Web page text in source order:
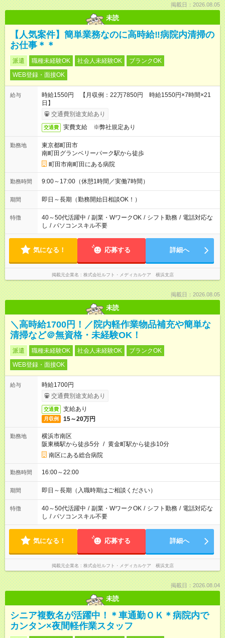
掲載日：2026.08.05
未読
【人気案件】簡単業務なのに高時給‼病院内清掃の
お仕事＊＊
派遣 職種未経験OK 社会人未経験OK
ブランクOK
WEB登録・面接OK
給与
時給1550円 【月収例：22万7850円 時給1550円×7時間×21
日】
交通費別途支給あり
交通費 実費支給 ※弊社規定あり
勤務地
東京都町田市
南町田グランベリーパーク駅から徒歩
町田市南町田にある病院
勤務時間 9:00～17:00（休憩1時間／実働7時間）
期間 即日～長期（勤務開始日相談OK！）
特徴 40～50代活躍中 / 副業・WワークOK / シフト勤務 / 電話対応な
し / パソコンスキル不要
気になる！ 応募する 詳細へ
掲載元企業名 株式会社ルフト・メディカルケア 横浜支店
掲載日：2026.08.05
未読
＼高時給1700円！／院内軽作業物品補充や簡単な
清掃など＠無資格・未経験OK！
派遣 職種未経験OK 社会人未経験OK
ブランクOK
WEB登録・面接OK
給与
時給1700円
交通費別途支給あり
交通費 支給あり
月収例 15～20万円
勤務地
横浜市南区
阪東橋駅から徒歩5分 / 黄金町駅から徒歩10分
南区にある総合病院
勤務時間 16:00～22:00
期間 即日～長期（入職時期はご相談ください）
特徴 40～50代活躍中 / 副業・WワークOK / シフト勤務 / 電話対応な
し / パソコンスキル不要
気になる！ 応募する 詳細へ
掲載元企業名 株式会社ルフト・メディカルケア 横浜支店
掲載日：2026.08.04
未読
シニア複数名が活躍中！＊車通勤ＯＫ＊病院内で
カンタン×夜間軽作業スタッフ